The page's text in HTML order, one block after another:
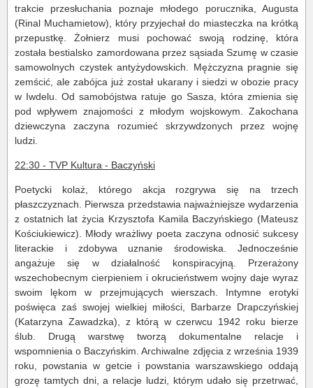
trakcie przesłuchania poznaje młodego porucznika, Augusta
(Rinal Muchamietow), który przyjechał do miasteczka na krótką
przepustkę. Żołnierz musi pochować swoją rodzinę, która
została bestialsko zamordowana przez sąsiada Szumę w czasie
samowolnych czystek antyżydowskich. Mężczyzna pragnie się
zemścić, ale zabójca już został ukarany i siedzi w obozie pracy
w Iwdelu. Od samobójstwa ratuje go Sasza, która zmienia się
pod wpływem znajomości z młodym wojskowym. Zakochana
dziewczyna zaczyna rozumieć skrzywdzonych przez wojnę
ludzi.
22:30 - TVP Kultura - Baczyński
Poetycki kolaż, którego akcja rozgrywa się na trzech
płaszczyznach. Pierwsza przedstawia najważniejsze wydarzenia
z ostatnich lat życia Krzysztofa Kamila Baczyńskiego (Mateusz
Kościukiewicz). Młody wrażliwy poeta zaczyna odnosić sukcesy
literackie i zdobywa uznanie środowiska. Jednocześnie
angażuje się w działalność konspiracyjną. Przerażony
wszechobecnym cierpieniem i okrucieństwem wojny daje wyraz
swoim lękom w przejmujących wierszach. Intymne erotyki
poświęca zaś swojej wielkiej miłości, Barbarze Drapczyńskiej
(Katarzyna Zawadzka), z którą w czerwcu 1942 roku bierze
ślub. Drugą warstwę tworzą dokumentalne relacje i
wspomnienia o Baczyńskim. Archiwalne zdjęcia z września 1939
roku, powstania w getcie i powstania warszawskiego oddają
grozę tamtych dni, a relacje ludzi, którym udało się przetrwać,